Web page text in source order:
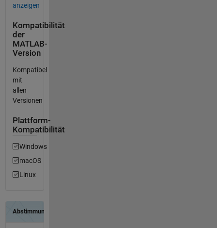
anzeigen
Kompatibilität
der
MATLAB-
Version
Kompatibel
mit
allen
Versionen
Plattform-
Kompatibilität
Windows
macOS
Linux